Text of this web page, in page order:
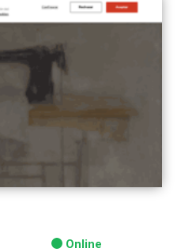
Online